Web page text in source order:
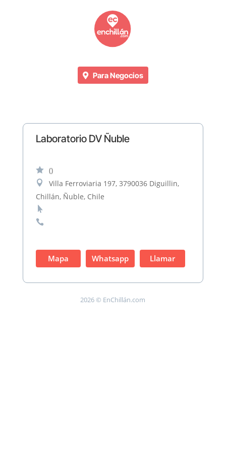
Para Negocios
Laboratorio DV Ñuble
 ()

Villa Ferroviaria 197, 3790036 Diguillin,
Chillán, Ñuble, Chile


Mapa Whatsapp Llamar
2026 © EnChillán.com